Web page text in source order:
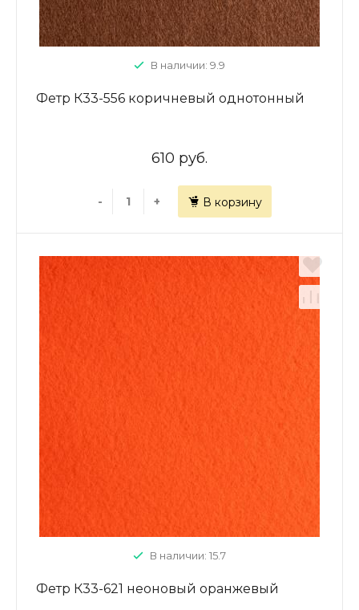
В наличии: 9.9
Фетр К33-556 коричневый однотонный
610 руб.
- + В корзину
В наличии: 15.7
Фетр К33-621 неоновый оранжевый